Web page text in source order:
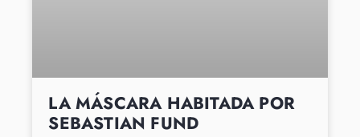
LA MÁSCARA HABITADA POR
SEBASTIAN FUND